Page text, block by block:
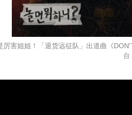
厉害姐姐！「退货远征队」出道曲《
台